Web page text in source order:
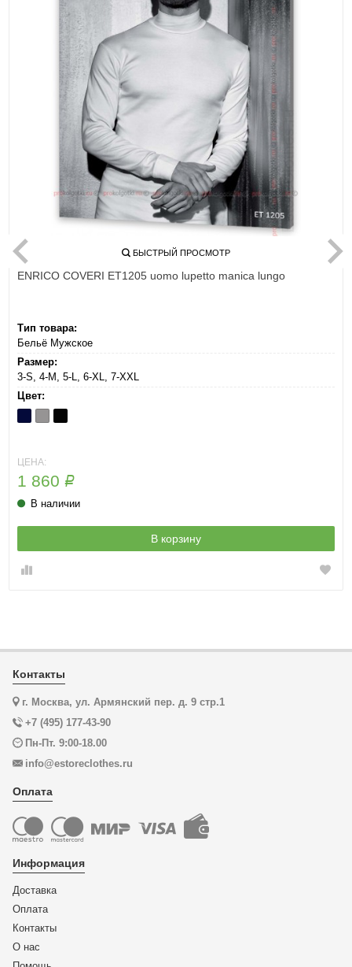
БЫСТРЫЙ ПРОСМОТР
ENRICO COVERI ET1205 uomo lupetto manica lungo
Тип товара:
Бельё Мужское
Размер:
3-S, 4-M, 5-L, 6-XL, 7-XXL
Цвет:
Blu
GrigioNero
ЦЕНА:
1 860 Р
В наличии
В корзину
Контакты
г. Москва, ул. Армянский пер. д. 9 стр.1
+7 (495) 177-43-90
Пн-Пт. 9:00-18.00
info@estoreclothes.ru
Оплата
Информация
Доставка
Оплата
Контакты
О нас